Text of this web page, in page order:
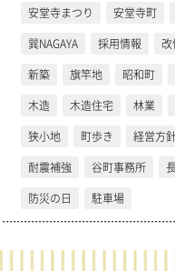
安堂寺まつり
安堂寺町
巽NAGAYA
採用情報
新築
旗竿地 昭和町
木造
木造住宅 林業
狭小地
町歩き
経営方
耐震補強
谷町事務所
防災の日
駐車場